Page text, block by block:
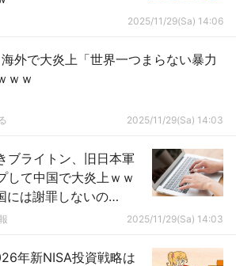
2025/11/29(Sa) 14:06
海外で大炎上「世界一つまらない暴力
ｗｗ
2025/11/29(Sa) 14:03
ブライトン、旧日本軍
して中国で大炎上ｗｗ
には謝罪しないの
周りにもそうだしネッ2025/11/29(Sa) 14:03
年新NISA投資戦略は